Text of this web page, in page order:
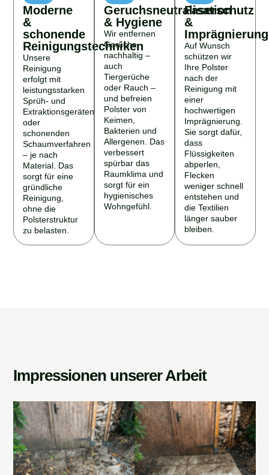
Moderne
&
schonende
Reinigungstechniken
Unsere
Reinigung
erfolgt mit
leistungsstarken
Sprüh- und
Extraktionsgeräten
oder
schonenden
Schaumverfahren
– je nach
Material. Das
sorgt für eine
gründliche
Reinigung,
ohne die
Polsterstruktur
zu belasten.
Geruchsneutralisation
& Hygiene
Wir entfernen
Gerüche
nachhaltig –
auch
Tiergerüche
oder Rauch –
und befreien
Polster von
Keimen,
Bakterien und
Allergenen. Das
verbessert
spürbar das
Raumklima und
sorgt für ein
hygienisches
Wohngefühl.
Faserschutz
&
Imprägnierung
Auf Wunsch
schützen wir
Ihre Polster
nach der
Reinigung mit
einer
hochwertigen
Imprägnierung.
Sie sorgt dafür,
dass
Flüssigkeiten
abperlen,
Flecken
weniger schnell
entstehen und
die Textilien
länger sauber
bleiben.
Impressionen unserer Arbeit